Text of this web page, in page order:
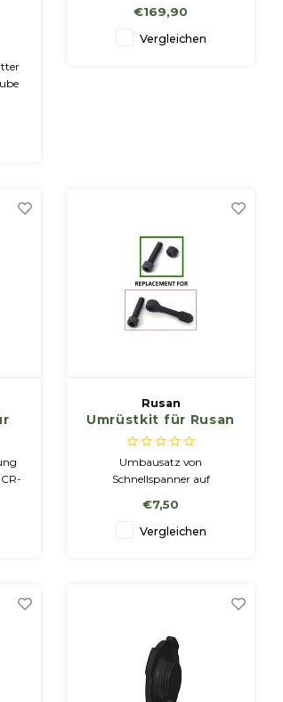
€169,90
Vergleichen
-
Rusan
Umrüstkit für Rusan
Modularadapter von
Schnellspannhebel
auf Festmontage
Umbausatz von
Schnellspanner auf
€7,50
Vergleichen